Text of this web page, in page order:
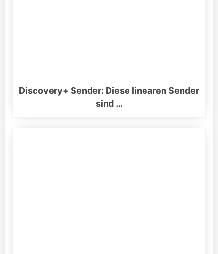
Discovery+ Sender: Diese linearen Sender
sind …